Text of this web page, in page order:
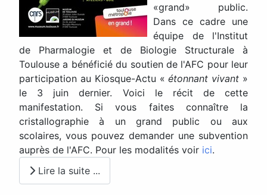
«grand» public.
Dans ce cadre une
équipe de l'Institut
de Pharmalogie et de Biologie Structurale à
Toulouse a bénéficié du soutien de l'AFC pour leur
participation au Kiosque-Actu «étonnant vivant »
le 3 juin dernier. Voici le récit de cette
manifestation. Si vous faites connaître la
cristallographie à un grand public ou aux
scolaires, vous pouvez demander une subvention
auprès de l'AFC. Pour les modalités voir ici.
Lire la suite ...